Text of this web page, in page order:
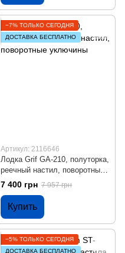
−7% ТОЛЬКО СЕГОДНЯ
ДОСТАВКА БЕСПЛАТНО
Артикул: 2116646
Лодка Grif GA-210, полуторка,
реечный настил, поворотные
уключины
7 400 грн 7 957 грн
Купить
−5% ТОЛЬКО СЕГОДНЯ
ДОСТАВКА БЕСПЛАТНО